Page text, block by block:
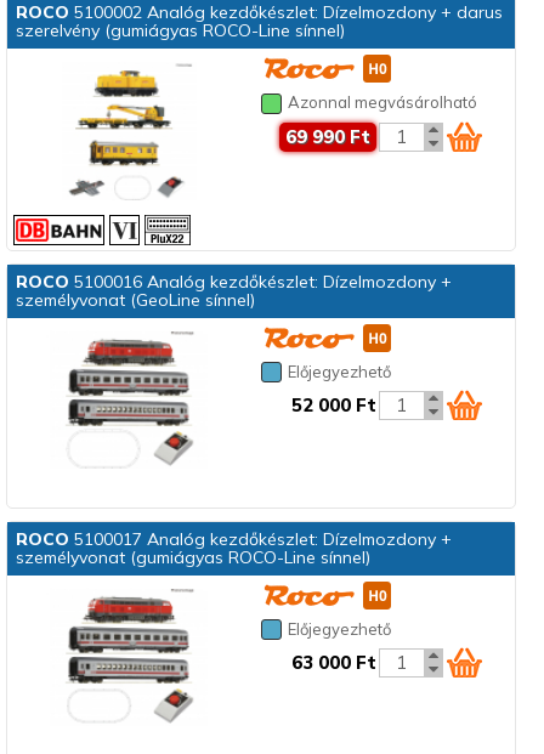
ROCO 5100002 Analóg kezdőkészlet: Dízelmozdony + darus
szerelvény (gumiágyas ROCO-Line sínnel)
Azonnal megvásárolható
69 990 Ft
ROCO 5100016 Analóg kezdőkészlet: Dízelmozdony +
személyvonat (GeoLine sínnel)
Előjegyezhető
52 000 Ft
ROCO 5100017 Analóg kezdőkészlet: Dízelmozdony +
személyvonat (gumiágyas ROCO-Line sínnel)
Előjegyezhető
63 000 Ft